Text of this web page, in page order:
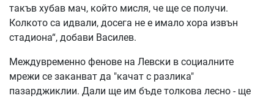
такъв хубав мач, който мисля, че ще се получи.
Колкото са идвали, досега не е имало хора извън
стадиона“, добави Василев.
Междувременно фенове на Левски в социалните
мрежи се заканват да "качат с разлика"
пазарджиклии. Дали ще им бъде толкова лесно - ще